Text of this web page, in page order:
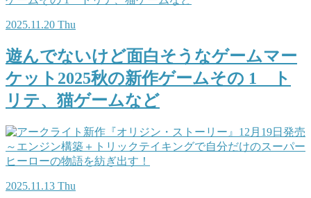
2025.11.20 Thu
遊んでないけど面白そうなゲームマー
ケット2025秋の新作ゲームその 1 ト
リテ、猫ゲームなど
2025.11.13 Thu